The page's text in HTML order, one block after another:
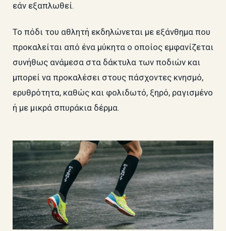
εάν εξαπλωθεί.
Το πόδι του αθλητή εκδηλώνεται με εξάνθημα που
προκαλείται από ένα μύκητα ο οποίος εμφανίζεται
συνήθως ανάμεσα στα δάκτυλα των ποδιών και
μπορεί να προκαλέσει στους πάσχοντες κνησμό,
ερυθρότητα, καθώς και φολιδωτό, ξηρό, ραγισμένο
ή με μικρά σπυράκια δέρμα.